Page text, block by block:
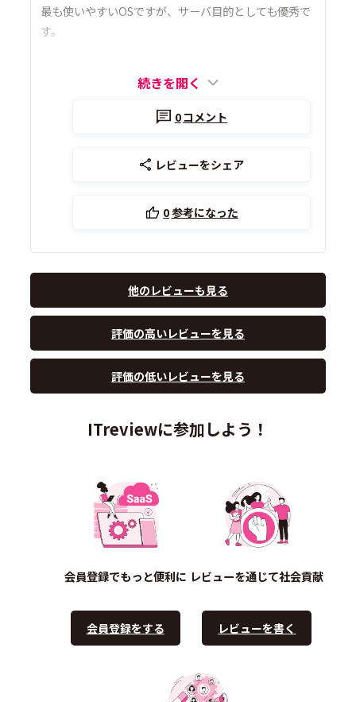
最も使いやすいOSですが、サーバ目的としても優秀で
す。
続きを開く
0コメント
レビューをシェア
0参考になった
他のレビューも見る
評価の高いレビューを見る
評価の低いレビューを見る
ITreviewに参加しよう！
会員登録でもっと便利に
会員登録をする
レビューを通じて社会貢献
レビューを書く